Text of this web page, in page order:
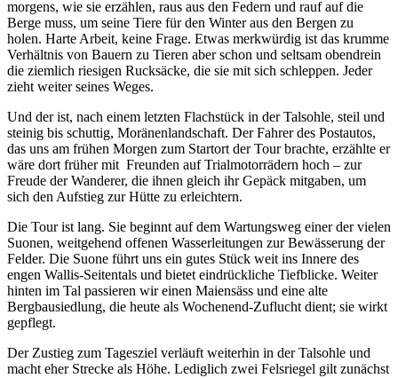
morgens, wie sie erzählen, raus aus den Federn und rauf auf die
Berge muss, um seine Tiere für den Winter aus den Bergen zu
holen. Harte Arbeit, keine Frage. Etwas merkwürdig ist das krumme
Verhältnis von Bauern zu Tieren aber schon und seltsam obendrein
die ziemlich riesigen Rucksäcke, die sie mit sich schleppen. Jeder
zieht weiter seines Weges.
Und der ist, nach einem letzten Flachstück in der Talsohle, steil und
steinig bis schuttig, Moränenlandschaft. Der Fahrer des Postautos,
das uns am frühen Morgen zum Startort der Tour brachte, erzählte er
wäre dort früher mit Freunden auf Trialmotorrädern hoch – zur
Freude der Wanderer, die ihnen gleich ihr Gepäck mitgaben, um
sich den Aufstieg zur Hütte zu erleichtern.
Die Tour ist lang. Sie beginnt auf dem Wartungsweg einer der vielen
Suonen, weitgehend offenen Wasserleitungen zur Bewässerung der
Felder. Die Suone führt uns ein gutes Stück weit ins Innere des
engen Wallis-Seitentals und bietet eindrückliche Tiefblicke. Weiter
hinten im Tal passieren wir einen Maiensäss und eine alte
Bergbausiedlung, die heute als Wochenend-Zuflucht dient; sie wirkt
gepflegt.
Der Zustieg zum Tagesziel verläuft weiterhin in der Talsohle und
macht eher Strecke als Höhe. Lediglich zwei Felsriegel gilt zunächst